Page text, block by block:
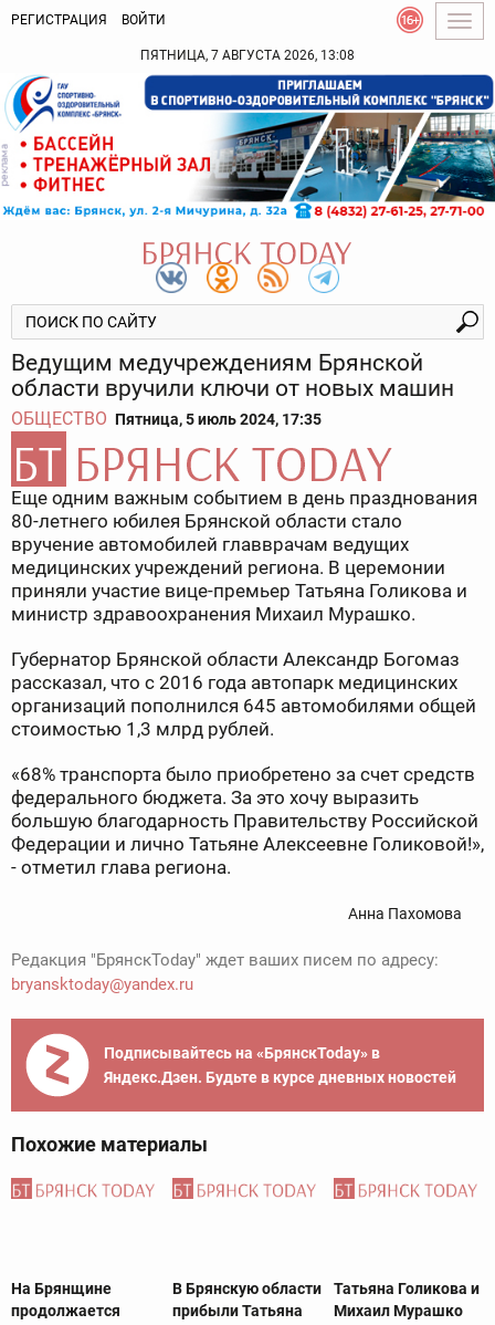
РЕГИСТРАЦИЯ ВОЙТИ
ПЯТНИЦА, 7 АВГУСТА 2026, 13:08
Ведущим медучреждениям Брянской
области вручили ключи от новых машин
ОБЩЕСТВО Пятница, 5 июль 2024, 17:35
Еще одним важным событием в день празднования
80-летнего юбилея Брянской области стало
вручение автомобилей главврачам ведущих
медицинских учреждений региона. В церемонии
приняли участие вице-премьер Татьяна Голикова и
министр здравоохранения Михаил Мурашко.
Губернатор Брянской области Александр Богомаз
рассказал, что с 2016 года автопарк медицинских
организаций пополнился 645 автомобилями общей
стоимостью 1,3 млрд рублей.
«68% транспорта было приобретено за счет средств
федерального бюджета. За это хочу выразить
большую благодарность Правительству Российской
Федерации и лично Татьяне Алексеевне Голиковой!»,
- отметил глава региона.
Анна Пахомова
Редакция "БрянскToday" ждет ваших писем по адресу:
bryansktoday@yandex.ru
Подписывайтесь на «БрянскToday» в
Яндекс.Дзен. Будьте в курсе дневных новостей
Похожие материалы
На Брянщине
продолжается
В Брянскую области
прибыли Татьяна
Татьяна Голикова и
Михаил Мурашко